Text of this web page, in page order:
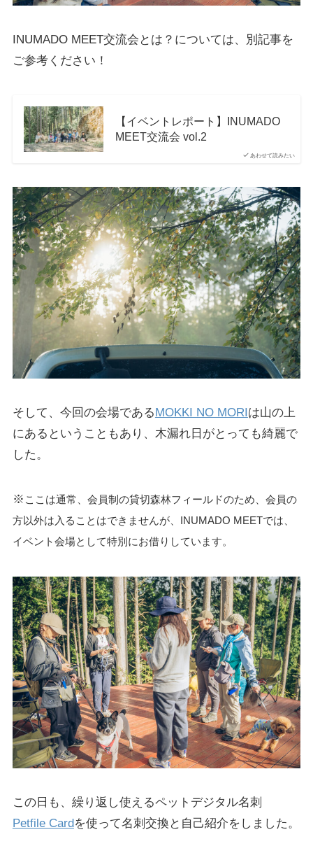
INUMADO MEET交流会とは？については、別記事を
ご参考ください！
あわせて読みたい
【イベントレポート】INUMADO
MEET交流会 vol.2
そして、今回の会場である MOKKI NO MORI は山の上
にあるということもあり、木漏れ日がとっても綺麗で
した。
※ ここは通常、会員制の貸切森林フィールドのため、会員の
方以外は入ることはできませんが、INUMADO MEETでは、
イベント会場として特別にお借りしています。
この日も、繰り返し使えるペットデジタル名刺
Petfile Card を使って名刺交換と自己紹介をしました。